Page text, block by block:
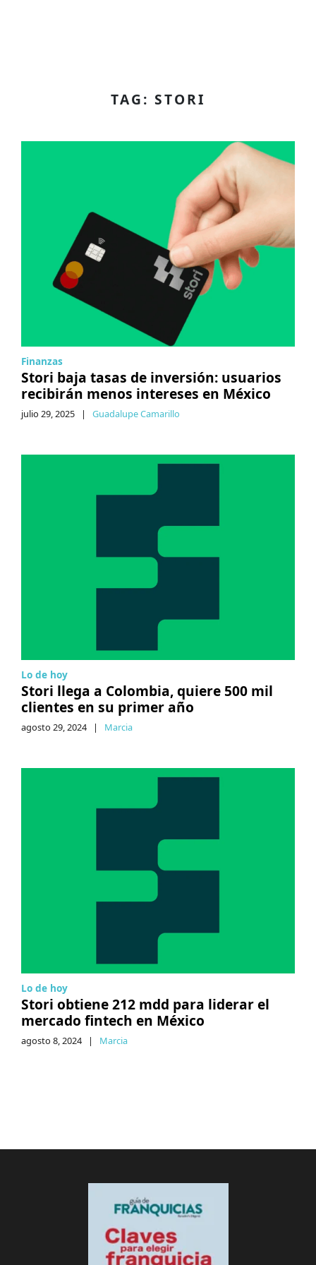
TAG: STORI
Finanzas
Stori baja tasas de inversión: usuarios
recibirán menos intereses en México
julio 29, 2025 | Guadalupe Camarillo
Lo de hoy
Stori llega a Colombia, quiere 500 mil
clientes en su primer año
agosto 29, 2024 | Marcia
Lo de hoy
Stori obtiene 212 mdd para liderar el
mercado fintech en México
agosto 8, 2024 | Marcia